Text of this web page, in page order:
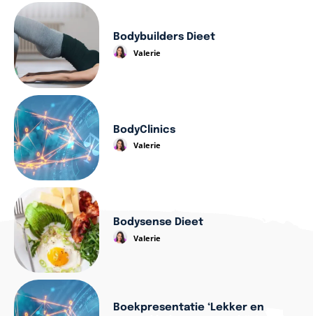
Bodybuilders Dieet
Valerie
BodyClinics
Valerie
Bodysense Dieet
Valerie
Boekpresentatie ‘Lekker en